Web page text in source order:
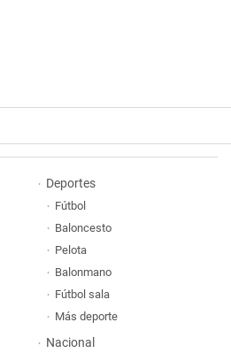
Deportes
Fútbol
Baloncesto
Pelota
Balonmano
Fútbol sala
Más deporte
Nacional